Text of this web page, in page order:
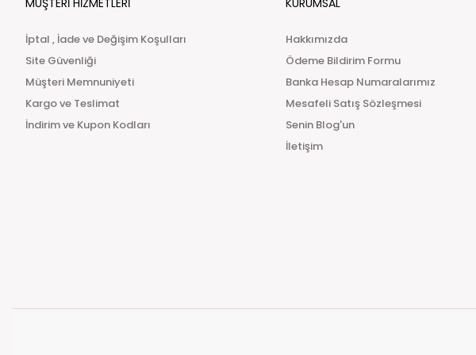
MÜŞTERİ HİZMETLERİ
İptal , İade ve Değişim Koşulları
Site Güvenliği
Müşteri Memnuniyeti
Kargo ve Teslimat
İndirim ve Kupon Kodları
KURUMSAL
Hakkımızda
Ödeme Bildirim Formu
Banka Hesap Numaralarımız
Mesafeli Satış Sözleşmesi
Senin Blog'un
İletişim